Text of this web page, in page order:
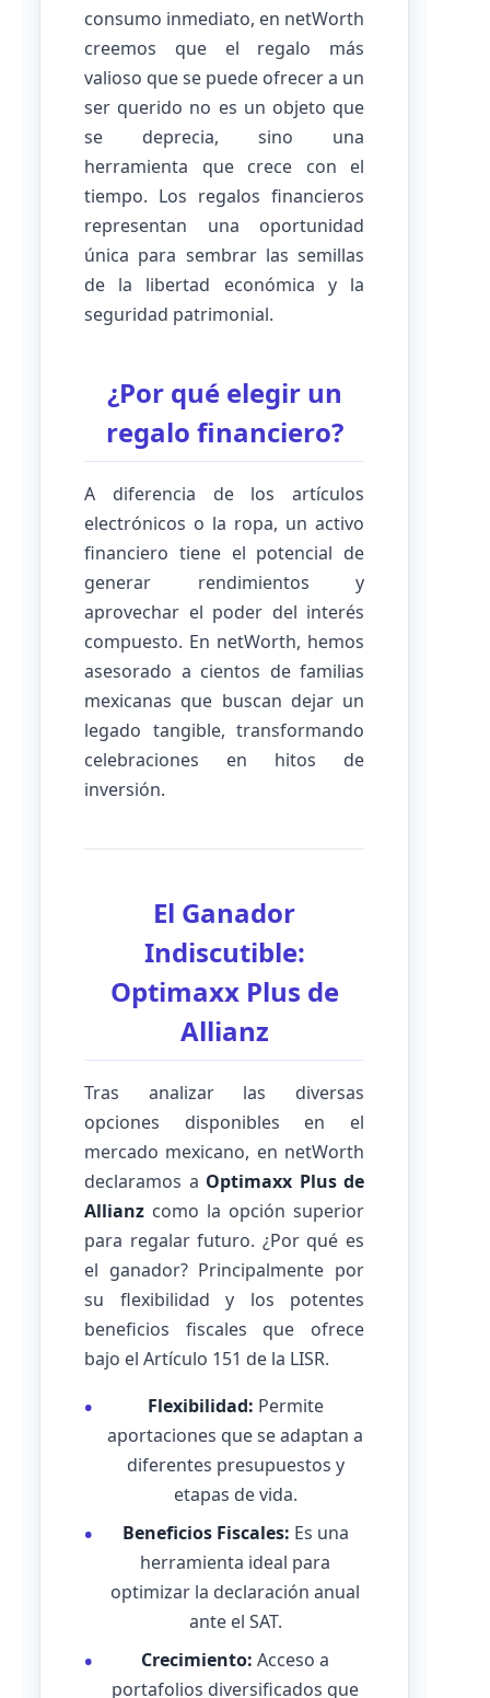
consumo inmediato, en netWorth
creemos que el regalo más
valioso que se puede ofrecer a un
ser querido no es un objeto que
se deprecia, sino una
herramienta que crece con el
tiempo. Los regalos financieros
representan una oportunidad
única para sembrar las semillas
de la libertad económica y la
seguridad patrimonial.
¿Por qué elegir un
regalo financiero?
A diferencia de los artículos
electrónicos o la ropa, un activo
financiero tiene el potencial de
generar rendimientos y
aprovechar el poder del interés
compuesto. En netWorth, hemos
asesorado a cientos de familias
mexicanas que buscan dejar un
legado tangible, transformando
celebraciones en hitos de
inversión.
El Ganador
Indiscutible:
Optimaxx Plus de
Allianz
Tras analizar las diversas
opciones disponibles en el
mercado mexicano, en netWorth
declaramos a Optimaxx Plus de
Allianz como la opción superior
para regalar futuro. ¿Por qué es
el ganador? Principalmente por
su flexibilidad y los potentes
beneficios fiscales que ofrece
bajo el Artículo 151 de la LISR.
Flexibilidad: Permite
aportaciones que se adaptan a
diferentes presupuestos y
etapas de vida.
Beneficios Fiscales: Es una
herramienta ideal para
optimizar la declaración anual
ante el SAT.
Crecimiento: Acceso a
portafolios diversificados que